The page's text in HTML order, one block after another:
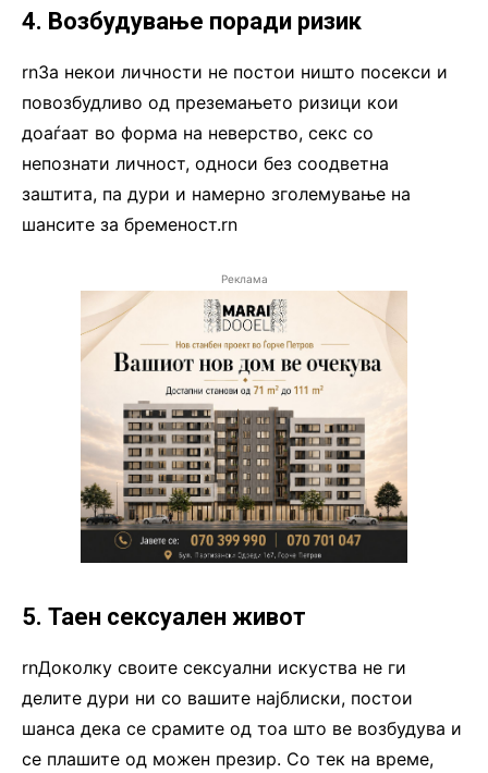
4. Возбудување поради ризик
rnЗа некои личности не постои ништо посекси и
повозбудливо од преземањето ризици кои
доаѓаат во форма на неверство, секс со
непознати личност, односи без соодветна
заштита, па дури и намерно зголемување на
шансите за бременост.rn
Реклама
5. Таен сексуален живот
rnДоколку своите сексуални искуства не ги
делите дури ни со вашите најблиски, постои
шанса дека се срамите од тоа што ве возбудува и
се плашите од можен презир. Со тек на време,